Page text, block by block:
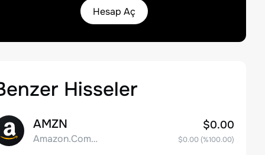
Hesap Aç
Hisseler
AMZN
Amazon.Com Inc
$0.00
$0.00(%100.00)